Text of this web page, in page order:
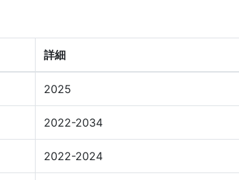
詳細
2025
2022-2034
2022-2024